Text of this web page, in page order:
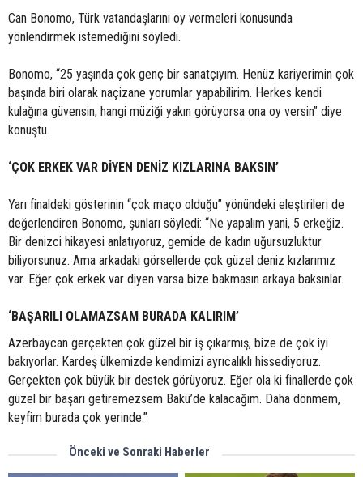
Can Bonomo, Türk vatandaşlarını oy vermeleri konusunda
yönlendirmek istemediğini söyledi.
Bonomo, “25 yaşında çok genç bir sanatçıyım. Henüz kariyerimin çok
başında biri olarak naçizane yorumlar yapabilirim. Herkes kendi
kulağına güvensin, hangi müziği yakın görüyorsa ona oy versin” diye
konuştu.
‘ÇOK ERKEK VAR DİYEN DENİZ KIZLARINA BAKSIN’
Yarı finaldeki gösterinin “çok maço olduğu” yönündeki eleştirileri de
değerlendiren Bonomo, şunları söyledi: “Ne yapalım yani, 5 erkeğiz.
Bir denizci hikayesi anlatıyoruz, gemide de kadın uğursuzluktur
biliyorsunuz. Ama arkadaki görsellerde çok güzel deniz kızlarımız
var. Eğer çok erkek var diyen varsa bize bakmasın arkaya baksınlar.
‘BAŞARILI OLAMAZSAM BURADA KALIRIM’
Azerbaycan gerçekten çok güzel bir iş çıkarmış, bize de çok iyi
bakıyorlar. Kardeş ülkemizde kendimizi ayrıcalıklı hissediyoruz.
Gerçekten çok büyük bir destek görüyoruz. Eğer ola ki finallerde çok
güzel bir başarı getiremezsem Bakü’de kalacağım. Daha dönmem,
keyfim burada çok yerinde.”
Önceki ve Sonraki Haberler